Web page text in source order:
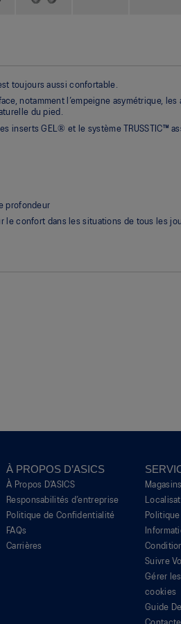
toujours aussi confortable.
notamment l’empeigne asymétrique,
du pied.
inserts GEL® et le système TRUSSTIC™
profondeur
le confort dans les situations de tous les
À PROPOS D’ASICS
À Propos D’ASICS
Responsabilités d’entreprise
Politique de Confidentialité
FAQs
Carrières
Suivre
Gérer
cookies
Guide